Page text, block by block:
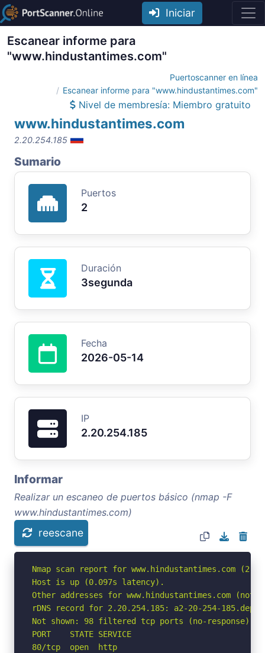
Iniciar
Escanear informe para
"www.hindustantimes.com"
Puertoscanner en línea
Escanear informe para "www.hindustantimes.com"
Nivel de membresía: Miembro gratuito
www.hindustantimes.com
2.20.254.185
Sumario
Puertos
2
Duración
3segunda
Fecha
2026-05-14
IP
2.20.254.185
Informar
Realizar un escaneo de puertos básico (nmap -F
www.hindustantimes.com)
reescane
Nmap scan report for www.hindustantimes.com
Host is up (0.097s latency).
Other addresses for www.hindustantimes.com (not
rDNS record for 2.20.254.185: a2-20-254-
Not shown: 98 filtered tcp ports (no-response)
PORT    STATE SERVICE
80/tcp  open  http